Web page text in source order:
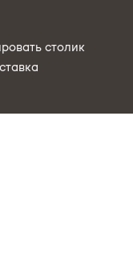
столик